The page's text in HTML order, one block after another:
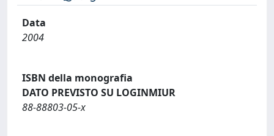
Data
2004
ISBN della monografia
DATO PREVISTO SU LOGINMIUR
88-88803-05-x